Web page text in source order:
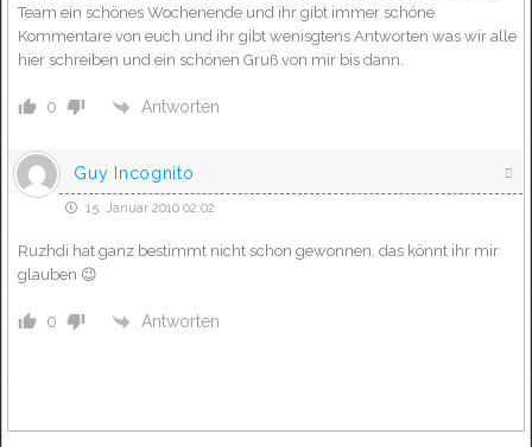
Team ein schönes Wochenende und ihr gibt immer schöne
Kommentare von euch und ihr gibt wenisgtens Antworten was wir alle
hier schreiben und ein schönen Gruß von mir bis dann.
0 Antworten
Guy Incognito
15. Januar 2010 02:02
Ruzhdi hat ganz bestimmt nicht schon gewonnen, das könnt ihr mir
glauben 😉
0 Antworten